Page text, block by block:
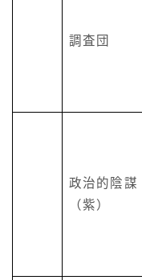
調査団
政治的陰謀
（紫）